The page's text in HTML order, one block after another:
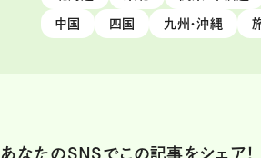
中国 四国 九州・沖縄
あなたのSNSでこの記事をシェア！